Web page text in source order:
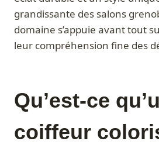
grandissante des salons
domaine s’appuie avant tout
leur compréhension fine des
Qu’est-ce
coiffeur